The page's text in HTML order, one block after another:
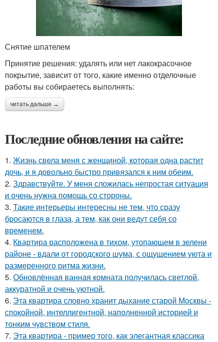
Снятие шпателем
Принятие решения: удалять или нет лакокрасочное
покрытие, зависит от того, какие именно отделочные
работы вы собираетесь выполнять:
читать дальше →
Последние обновления на сайте:
1. Жизнь свела меня с женщиной, которая одна растит
дочь, и я довольно быстро привязался к ним обеим.
2. Здравствуйте. У меня сложилась непростая ситуация
и очень нужна помощь со стороны.
3. Такие интерьеры интересны не тем, что сразу
бросаются в глаза, а тем, как они ведут себя со
временем.
4. Квартира расположена в тихом, утопающем в зелени
районе - вдали от городского шума, с ощущением уюта и
размеренного ритма жизни.
5. Обновлённая ванная комната получилась светлой,
аккуратной и очень уютной.
6. Эта квартира словно хранит дыхание старой Москвы -
спокойной, интеллигентной, наполненной историей и
тонким чувством стиля.
7. Эта квартира - пример того, как элегантная классика